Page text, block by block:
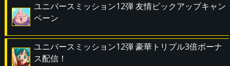
ユニバースミッション12弾 友情ピックアップキャン
ペーン
ユニバースミッション12弾 豪華トリプル3倍ボーナ
ス配信！